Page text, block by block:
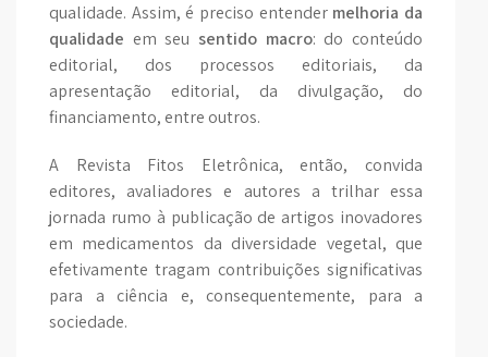
qualidade. Assim, é preciso entendermelhoria da
qualidade em seu sentido macro: do conteúdo
editorial, dos processos editoriais, da
apresentação editorial, da divulgação, do
financiamento, entre outros.
A Revista Fitos Eletrônica, então, convida
editores, avaliadores e autores a trilhar essa
jornada rumo à publicação de artigos inovadores
em medicamentos da diversidade vegetal, que
efetivamente tragam contribuições significativas
para a ciência e, consequentemente, para a
sociedade.